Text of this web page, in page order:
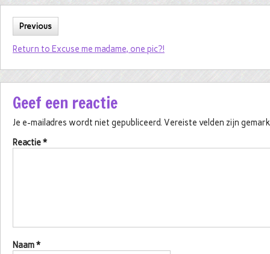
Previous
Return to Excuse me madame, one pic?!
Geef een reactie
Je e-mailadres wordt niet gepubliceerd. Vereiste velden zijn
Reactie*
Naam*